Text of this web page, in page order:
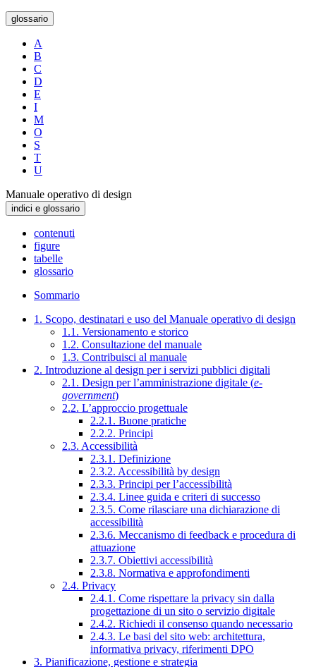
glossario
A
B
C
D
E
I
M
O
S
T
U
Manuale operativo di design
indici e glossario
contenuti
figure
tabelle
glossario
Sommario
1. Scopo, destinatari e uso del Manuale operativo di design
1.1. Versionamento e storico
1.2. Consultazione del manuale
1.3. Contribuisci al manuale
2. Introduzione al design per i servizi pubblici digitali
2.1. Design per l’amministrazione digitale (e-
government)
2.2. L’approccio progettuale
2.2.1. Buone pratiche
2.2.2. Principi
2.3. Accessibilità
2.3.1. Definizione
2.3.2. Accessibilità by design
2.3.3. Principi per l’accessibilità
2.3.4. Linee guida e criteri di successo
2.3.5. Come rilasciare una dichiarazione di
accessibilità
2.3.6. Meccanismo di feedback e procedura di
attuazione
2.3.7. Obiettivi accessibilità
2.3.8. Normativa e approfondimenti
2.4. Privacy
2.4.1. Come rispettare la privacy sin dalla
progettazione di un sito o servizio digitale
2.4.2. Richiedi il consenso quando necessario
2.4.3. Le basi del sito web: architettura,
informativa privacy, riferimenti DPO
3. Pianificazione, gestione e strategia